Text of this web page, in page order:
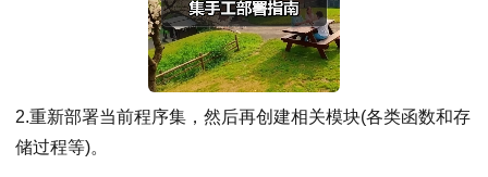
2.重新部署当前程序集，然后再创建相关模块(各类函数和存
储过程等)。